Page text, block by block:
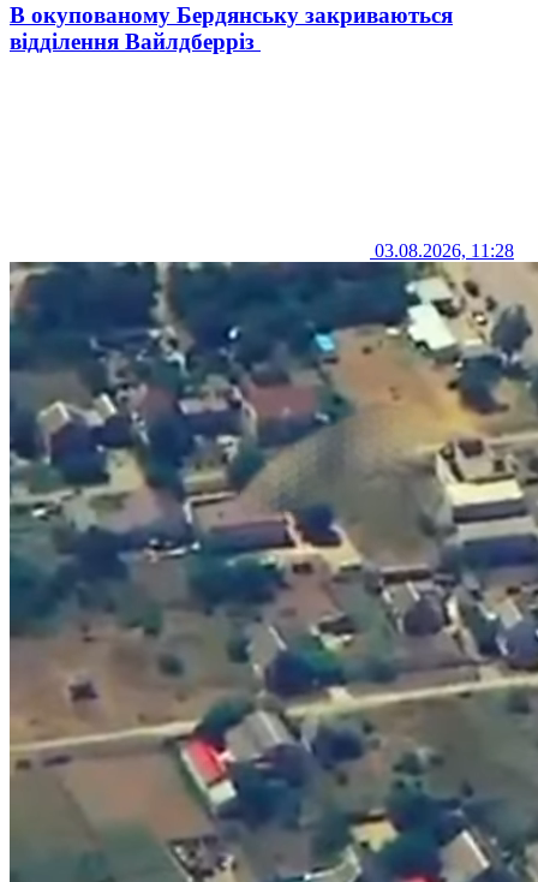
В окупованому Бердянську закриваються
відділення Вайлдберріз
03.08.2026, 11:28